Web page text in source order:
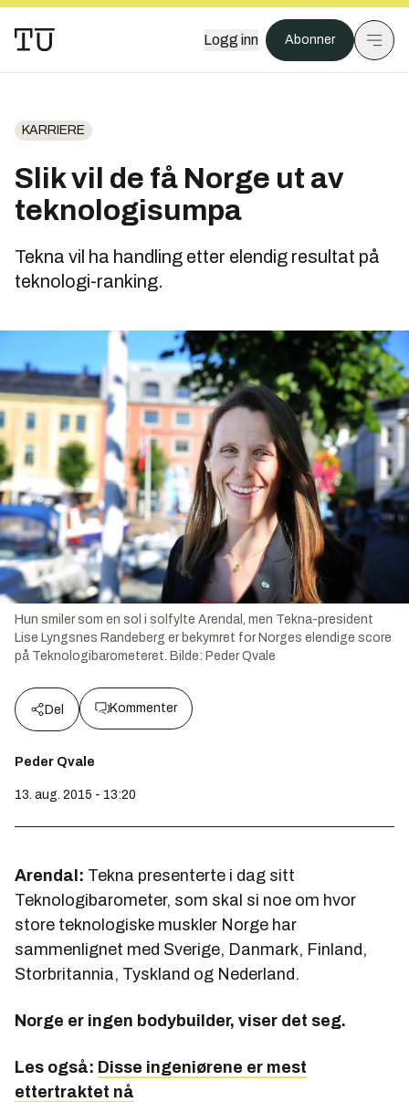
Logg inn Abonner
KARRIERE
Slik vil de få Norge ut av
teknologisumpa
Tekna vil ha handling etter elendig resultat på
teknologi-ranking.
Hun smiler som en sol i solfylte Arendal, men Tekna-president
Lise Lyngsnes Randeberg er bekymret for Norges elendige score
på Teknologibarometeret. Bilde: Peder Qvale
Del Kommenter
Peder Qvale
13. aug. 2015 - 13:20
Arendal: Tekna presenterte i dag sitt
Teknologibarometer, som skal si noe om hvor
store teknologiske muskler Norge har
sammenlignet med Sverige, Danmark, Finland,
Storbritannia, Tyskland og Nederland.
Norge er ingen bodybuilder, viser det seg.
Les også: Disse ingeniørene er mest
ettertraktet nå